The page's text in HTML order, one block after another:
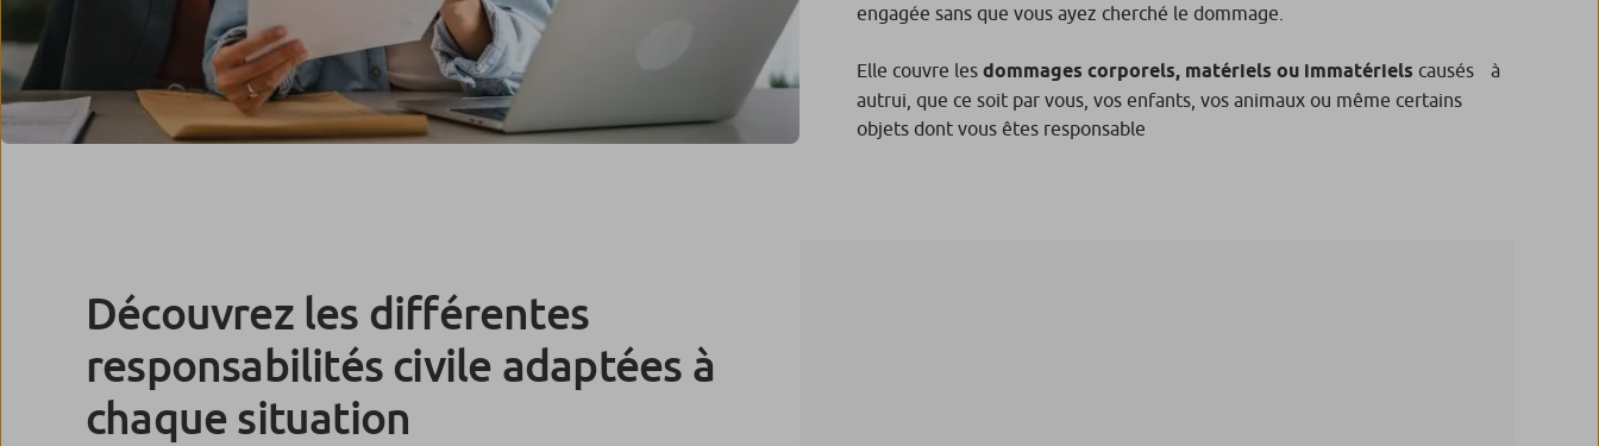
engagée sans que vous ayez cherché le dommage.
Elle couvre les dommages corporels, matériels ou immatériels causés à
autrui, que ce soit par vous, vos enfants, vos animaux ou même certains
objets dont vous êtes responsable
Découvrez les différentes
responsabilités civile adaptées à
chaque situation